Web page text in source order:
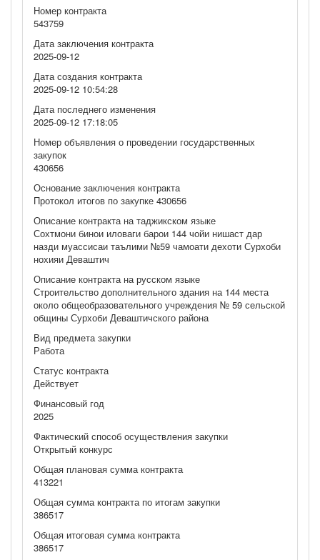
Номер контракта
543759
Дата заключения контракта
2025-09-12
Дата создания контракта
2025-09-12 10:54:28
Дата последнего изменения
2025-09-12 17:18:05
Номер объявления о проведении государственных
закупок
430656
Основание заключения контракта
Протокол итогов по закупке 430656
Описание контракта на таджикском языке
Сохтмони бинои иловаги барои 144 чойи нишаст дар
назди муассисаи таълими №59 чамоати дехоти Сурхоби
нохияи Деваштич
Описание контракта на русском языке
Строительство дополнительного здания на 144 места
около общеобразовательного учреждения № 59 сельской
общины Сурхоби Деваштичского района
Вид предмета закупки
Работа
Статус контракта
Действует
Финансовый год
2025
Фактический способ осуществления закупки
Открытый конкурс
Общая плановая сумма контракта
413221
Общая сумма контракта по итогам закупки
386517
Общая итоговая сумма контракта
386517